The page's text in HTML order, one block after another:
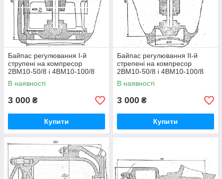
Байпас регулювання I-й
струпені на компресор
2ВМ10-50/8 і 4ВМ10-100/8
В наявності
3 000 ₴
Купити
Байпас регулювання II-й
стрепені на компресор
2ВМ10-50/8 і 4ВМ10-100/8
В наявності
3 000 ₴
Купити